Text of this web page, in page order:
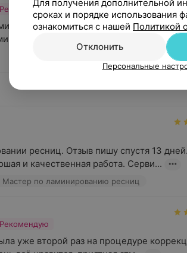
Рекомендую
и очень приятная девушка! Всем
ресничек, коррекцию и
ресниц. Отзыв пишу спустя 13
и качественная работа. Серви...
по ламинированию ресниц
Рекомендую
уже второй раз на процедуре
Для получения дополнительной
сроках и порядке использования
ознакомиться с нашей Политикой
Отклонить
Персональные